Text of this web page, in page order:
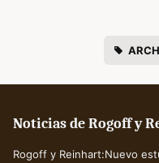
Noticias de Rogoff y
Rogoff y Reinhart:Nuevo